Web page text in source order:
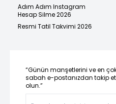
Adım Adım Instagram
Hesap Silme 2026
Resmi Tatil Takvimi 2026
“Günün manşetlerini ve en
sabah e-postanızdan takip
olun.”